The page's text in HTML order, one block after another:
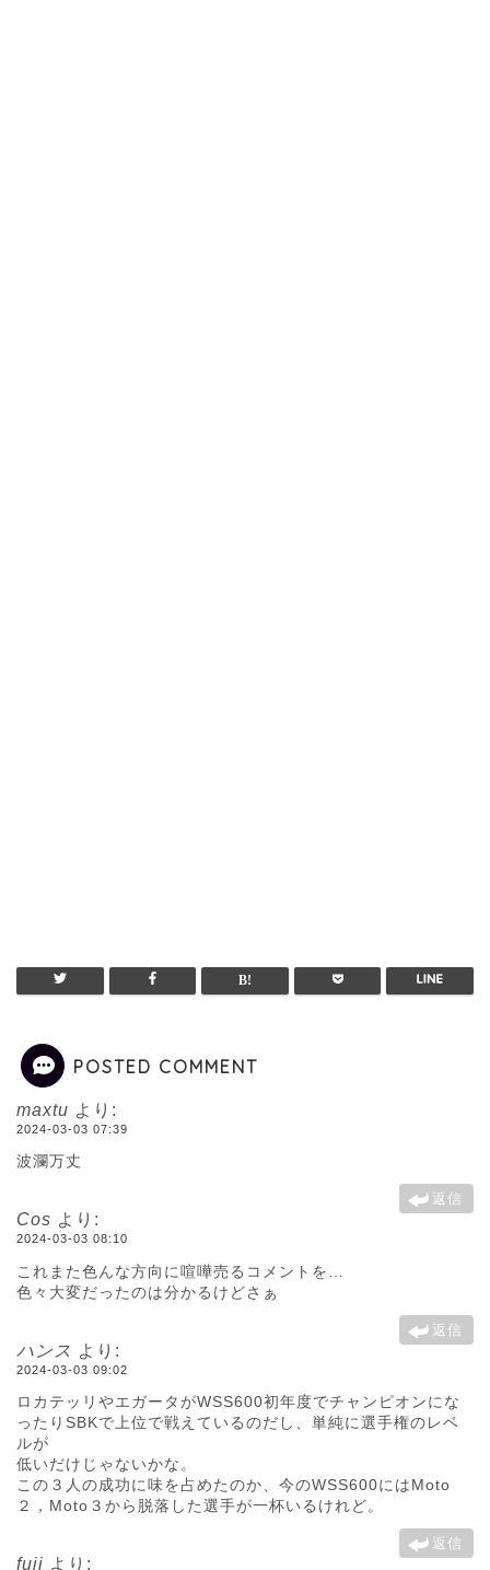
POSTED COMMENT
maxtu より:
2024-03-03 07:39
波瀾万丈
返信
Cos より:
2024-03-03 08:10
これまた色んな方向に喧嘩売るコメントを…
色々大変だったのは分かるけどさぁ
返信
ハンス より:
2024-03-03 09:02
ロカテッリやエガータがWSS600初年度でチャンピオンにな
ったりSBKで上位で戦えているのだし、単純に選手権のレベ
ルが
低いだけじゃないかな。
この３人の成功に味を占めたのか、今のWSS600にはMoto
２，Moto３から脱落した選手が一杯いるけれど。
返信
fuji より: